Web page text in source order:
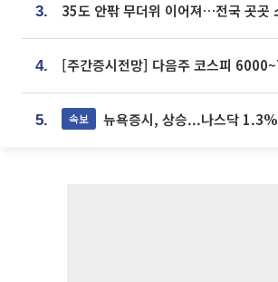
3.
4.
5. 속보 뉴욕증시, 상승...나스닥